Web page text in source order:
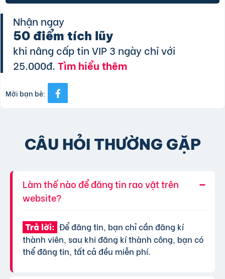
Nhận ngay
50 điểm tích lũy
khi nâng cấp tin VIP 3 ngày chỉ với
25.000đ.Tìm hiểu thêm
Mời bạn bè:
CÂU HỎI THƯỜNG GẶP
Làm thế nào để đăng tin rao vặt trên
website?
Trả lời: Để đăng tin, bạn chỉ cần đăng kí
thành viên, sau khi đăng kí thành công, bạn có
thể đăng tin, tất cả đều miễn phí.